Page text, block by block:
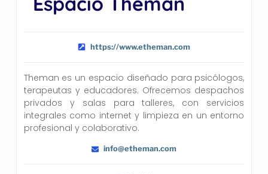
https://www.etheman.com
Theman es un espacio diseñado para psicólogos,
terapeutas y educadores. Ofrecemos despachos
privados y salas para talleres, con servicios
integrales como internet y limpieza en un entorno
profesional y colaborativo.
info@etheman.com